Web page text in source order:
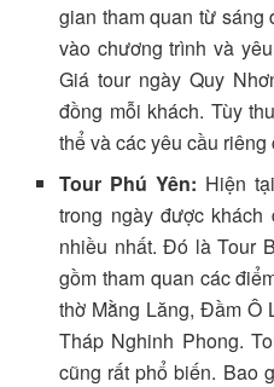
gian tham quan từ sáng
vào chương trình và
Giá tour ngày Quy
đồng mỗi khách. Tùy
thể và các yêu cầu
Tour Phú Yên: Hiện
trong ngày được
nhiều nhất. Đó là Tour
gồm tham quan các
thờ Mằng Lăng, Đầm Ô
Tháp Nghinh Phong.
cũng rất phổ biến. Bao